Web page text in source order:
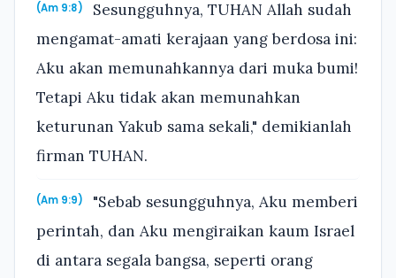
(Am 9:8)
Sesungguhnya, TUHAN Allah sudah
mengamat-amati kerajaan yang berdosa ini:
Aku akan memunahkannya dari muka bumi!
Tetapi Aku tidak akan memunahkan
keturunan Yakub sama sekali," demikianlah
firman TUHAN.
(Am 9:9)
"Sebab sesungguhnya, Aku memberi
perintah, dan Aku mengiraikan kaum Israel
di antara segala bangsa, seperti orang